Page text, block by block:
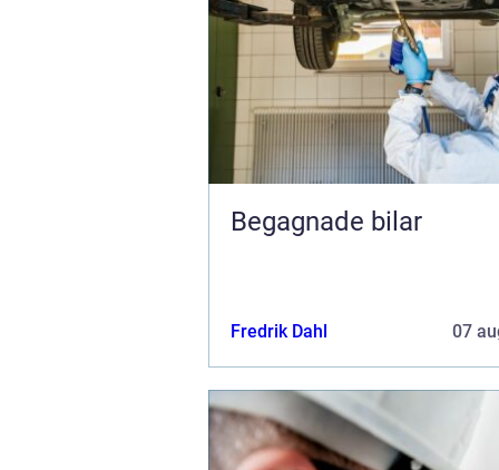
Begagnade bilar
Fredrik Dahl 07